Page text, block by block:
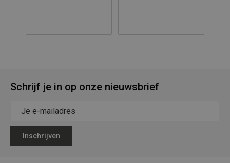
Schrijf je in op onze nieuwsbrief
Inschrijven